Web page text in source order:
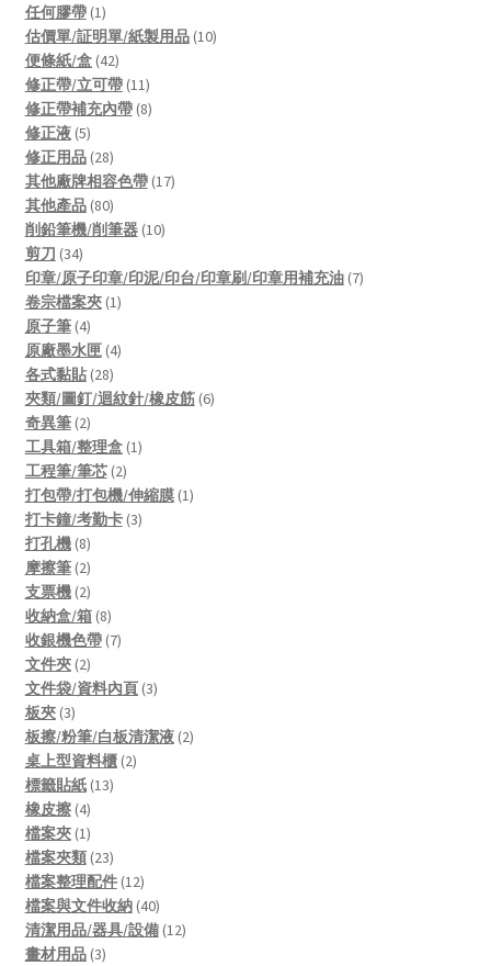
product
任何膠帶 11
product
估價單/証明單/紙製用品 1010
便條紙/盒 4242
products
修正帶/立可帶 1111
products
修正帶補充內帶 88
修正液 55
products
修正用品 2828
products
其他廠牌相容色帶 1717
其他產品 8080
products
削鉛筆機/削筆器 1010
剪刀 3434
products
印章/原子印章/印泥/印台/印章刷/印章用補充油 77
卷宗檔案夾 11
原子筆 44
products
原廠墨水匣 44
各式黏貼 2828
products
夾類/圖釘/迴紋針/橡皮筋 66
奇異筆 22
products
工具箱/整理盒 11
工程筆/筆芯 22
products
打包帶/打包機/伸縮膜 11
打卡鐘/考勤卡 33
打孔機 88
products
摩擦筆 22
products
支票機 22
products
收納盒/箱 88
products
收銀機色帶 77
文件夾 22
products
文件袋/資料內頁 33
板夾 33
products
板擦/粉筆/白板清潔液 22
桌上型資料櫃 22
標籤貼紙 1313
橡皮擦 44
products
檔案夾 11
product
檔案夾類 2323
products
檔案整理配件 1212
products
檔案與文件收納 4040
products
清潔用品/器具/設備 1212
畫材用品 33